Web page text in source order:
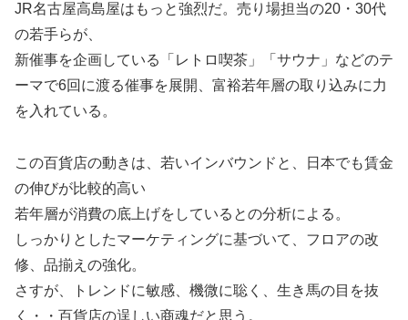
JR名古屋高島屋はもっと強烈だ。売り場担当の20・30代
の若手らが、
新催事を企画している「レトロ喫茶」「サウナ」などのテ
ーマで6回に渡る催事を展開、富裕若年層の取り込みに力
を入れている。
この百貨店の動きは、若いインバウンドと、日本でも賃金
の伸びが比較的高い
若年層が消費の底上げをしているとの分析による。
しっかりとしたマーケティングに基づいて、フロアの改
修、品揃えの強化。
さすが、トレンドに敏感、機微に聡く、生き馬の目を抜
く・・百貨店の逞しい商魂だと思う。